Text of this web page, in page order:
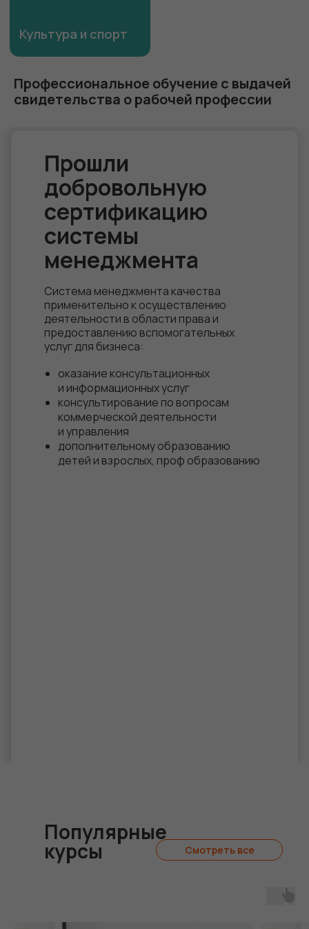
Профессиональное обучение с выдачей
свидетельства о рабочей профессии
Прошли
добровольную
сертификацию
системы
менеджмента
Система менеджмента качества
применительно к осуществлению
деятельности в области права и
предоставлению вспомогательных
услуг для бизнеса:
оказание консультационных
и информационных услуг
консультирование по вопросам
коммерческой деятельности
и управления
дополнительному образованию
детей и взрослых, проф образованию
Смотреть все
Популярные
курсы